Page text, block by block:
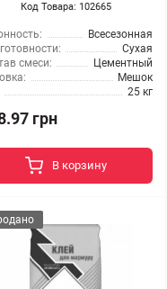
Код Товара: 102665
Всесезонная
Сухая
смеси:
Цементный
Мешок
25 кг
грн
В корзину